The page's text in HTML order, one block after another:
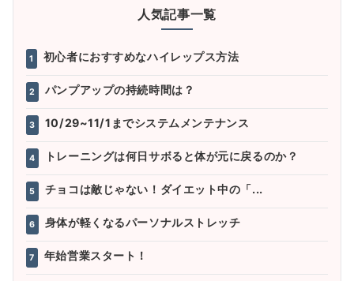
人気記事一覧
1 初心者におすすめなハイレップス方法
2 パンプアップの持続時間は？
3 10/29~11/1までシステムメンテナンス
4 トレーニングは何日サボると体が元に戻るのか？
5 チョコは敵じゃない！ダイエット中の「...
6 身体が軽くなるパーソナルストレッチ
7 年始営業スタート！